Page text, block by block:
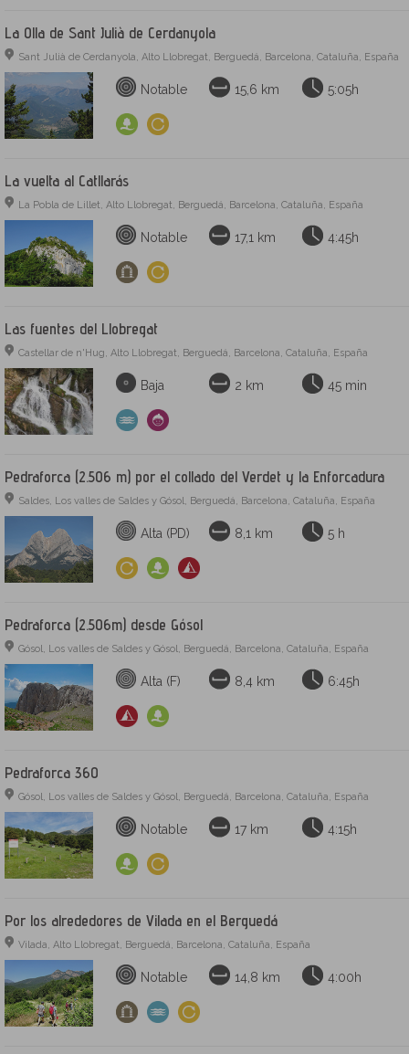
La Olla de Sant Julià de Cerdanyola
Sant Julià de Cerdanyola, Alto Llobregat, Berguedá, Barcelona, Cataluña, España
Notable 15,6 km 5:05h
La vuelta al Catllarás
La Pobla de Lillet, Alto Llobregat, Berguedá, Barcelona, Cataluña, España
Notable 17,1 km 4:45h
Las fuentes del Llobregat
Castellar de n'Hug, Alto Llobregat, Berguedá, Barcelona, Cataluña, España
Baja 2 km 45 min
Pedraforca (2.506 m) por el collado del Verdet y la Enforcadura
Saldes, Los valles de Saldes y Gósol, Berguedá, Barcelona, Cataluña, España
Alta (PD) 8,1 km 5 h
Pedraforca (2.506m) desde Gósol
Gósol, Los valles de Saldes y Gósol, Berguedá, Barcelona, Cataluña, España
Alta (F) 8,4 km 6:45h
Pedraforca 360
Gósol, Los valles de Saldes y Gósol, Berguedá, Barcelona, Cataluña, España
Notable 17 km 4:15h
Por los alrededores de Vilada en el Berguedá
Vilada, Alto Llobregat, Berguedá, Barcelona, Cataluña, España
Notable 14,8 km 4:00h